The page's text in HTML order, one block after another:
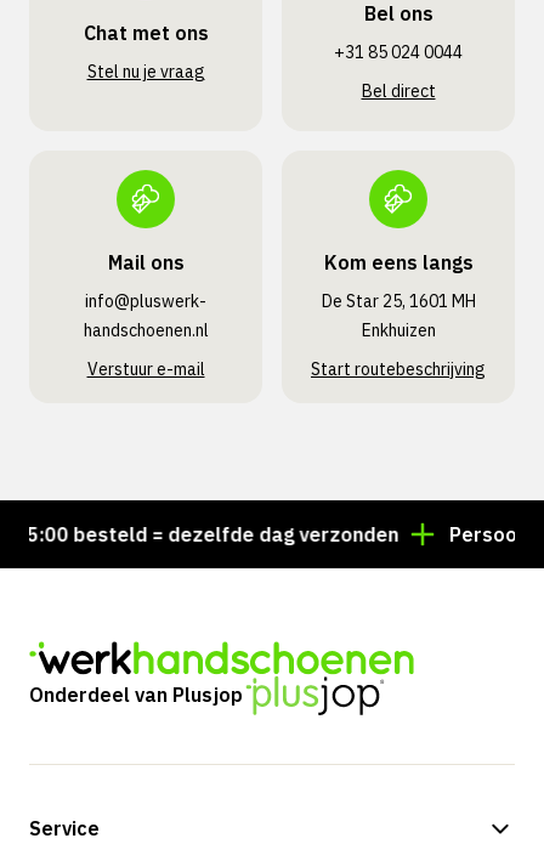
Chat met ons
Stel nu je vraag
Bel ons
+31 85 024 0044
Bel direct
Mail ons
info@pluswerk­
handschoenen.nl
Verstuur e-mail
Kom eens langs
De Star 25, 1601 MH
Enkhuizen
Start routebeschrijving
besteld = dezelfde dag verzonden Persoonlijk
Onderdeel van Plusjop
Service